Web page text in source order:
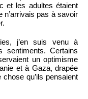
et les adultes étaient
n’arrivais pas à savoir
j’en suis venu à
sentiments. Certains
un optimisme
et à Gaza, drapée
qu’ils pensaient